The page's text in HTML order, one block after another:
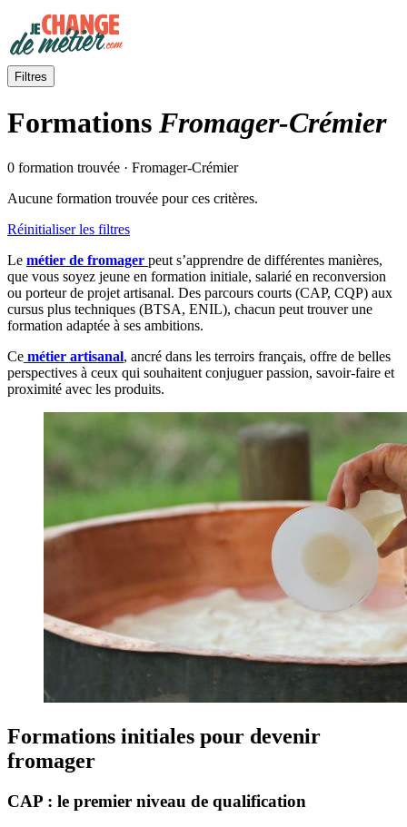
Filtres
Formations Fromager-Crémier
0 formation trouvée · Fromager-Crémier
Aucune formation trouvée pour ces critères.
Réinitialiser les filtres
Le métier de fromager peut s’apprendre de différentes manières,
que vous soyez jeune en formation initiale, salarié en reconversion
ou porteur de projet artisanal. Des parcours courts (CAP, CQP) aux
cursus plus techniques (BTSA, ENIL), chacun peut trouver une
formation adaptée à ses ambitions.
Ce métier artisanal, ancré dans les terroirs français, offre de belles
perspectives à ceux qui souhaitent conjuguer passion, savoir-faire et
proximité avec les produits.
Formations initiales pour devenir
fromager
CAP : le premier niveau de qualification